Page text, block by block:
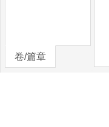
卷/篇章